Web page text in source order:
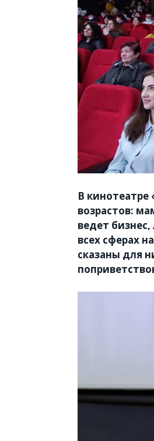
В кинотеатре
возрастов:
ведет
всех сферах
сказаны для